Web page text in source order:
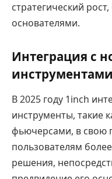
стратегический
основателями.
Интеграция с
инструментами
В 2025 году 1inch
инструменты, такие
фьючерсами, в свою
пользователям
решения,